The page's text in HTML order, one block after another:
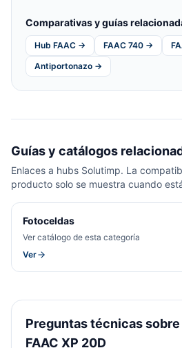
Comparativas y guías
Hub FAAC → FAAC 740 →
Antiportonazo →
Guías y catálogos
Enlaces a hubs Solutimp. La
producto solo se muestra cuando
Fotoceldas
Ver catálogo de esta categoría
Ver
Preguntas técnicas
FAAC XP 20D